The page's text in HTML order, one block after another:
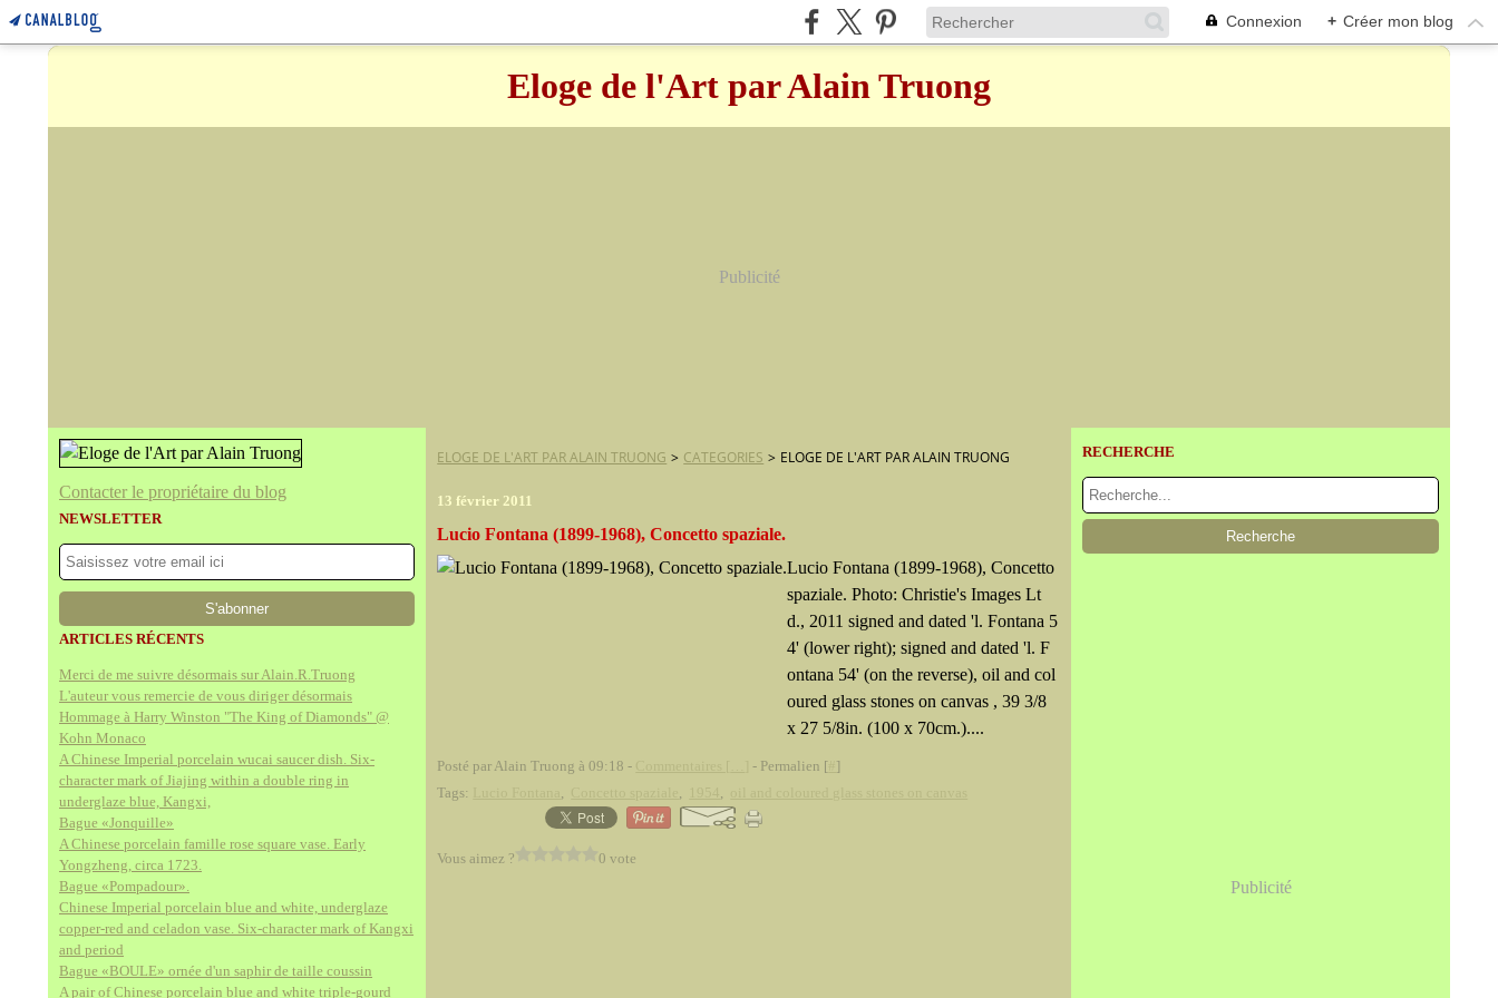
Connexion + Créer mon blog
Eloge de l'Art par Alain Truong
Publicité
Contacter le propriétaire du blog
NEWSLETTER
ARTICLES RÉCENTS
Merci de me suivre désormais sur Alain.R.Truong
L'auteur vous remercie de vous diriger désormais
Hommage à Harry Winston "The King of Diamonds" @
Kohn Monaco
A Chinese Imperial porcelain wucai saucer dish. Six-
character mark of Jiajing within a double ring in
underglaze blue, Kangxi,
Bague «Jonquille»
A Chinese porcelain famille rose square vase. Early
Yongzheng, circa 1723.
Bague «Pompadour».
Chinese Imperial porcelain blue and white, underglaze
copper-red and celadon vase. Six-character mark of Kangxi
and period
Bague «BOULE» ornée d'un saphir de taille coussin
A pair of Chinese porcelain blue and white triple-gourd
ELOGE DE L'ART PAR ALAIN TRUONG > CATEGORIES > ELOGE DE L'ART PAR ALAIN TRUONG
13 février 2011
Lucio Fontana (1899-1968), Concetto spaziale.
Lucio Fontana (1899-1968), Concetto
spaziale. Photo: Christie's Images Lt
d., 2011 signed and dated 'l. Fontana 5
4' (lower right); signed and dated 'l. F
ontana 54' (on the reverse), oil and col
oured glass stones on canvas , 39 3/8
x 27 5/8in. (100 x 70cm.)....
Posté par Alain Truong à 09:18 - - Permalien [ ]
Tags:
, , ,
Vous aimez ? 0 vote
RECHERCHE
Publicité